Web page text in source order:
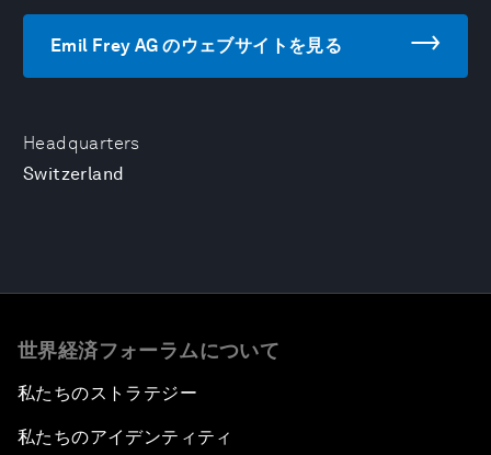
Headquarters
Switzerland
Emil Frey AG のウェブサイトを見る
世界経済フォーラムについて
私たちのストラテジー
私たちのアイデンティティ